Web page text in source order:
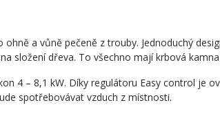
a vůně pečeně z trouby. Jednoduchý
složení dřeva. To všechno mají krbová kamna
4 – 8,1 kW. Díky regulátoru Easy control je
spotřebovávat vzduch z místnosti.